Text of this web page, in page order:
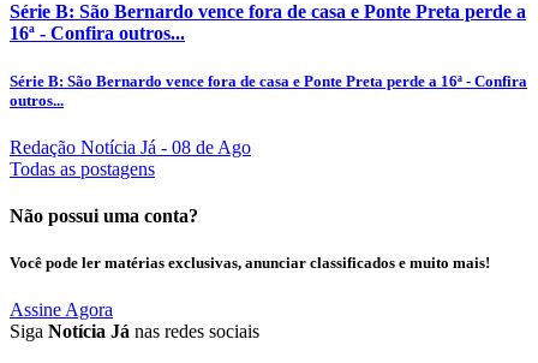
Série B: São Bernardo vence fora de casa e Ponte Preta perde a
16ª - Confira outros...
Série B: São Bernardo vence fora de casa e Ponte Preta perde a 16ª - Confira
outros...
Redação Notícia Já - 08 de Ago
Todas as postagens
Não possui uma conta?
Você pode ler matérias exclusivas, anunciar classificados e muito mais!
Assine Agora
Siga Notícia Já nas redes sociais